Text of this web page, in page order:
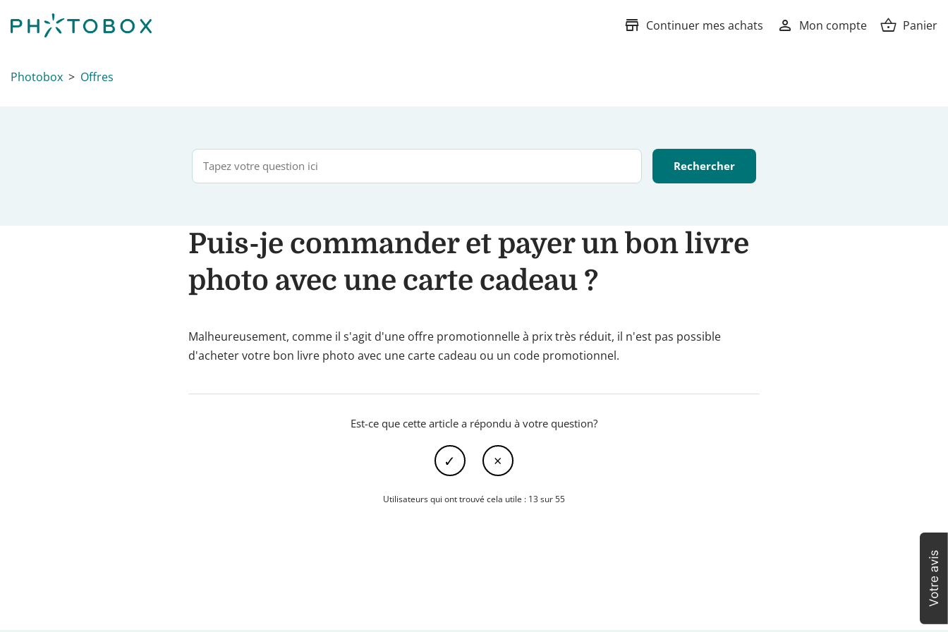
store Continuer mes achats person Mon compte shopping_basket Panier
Photobox Offres
Puis-je commander et payer un bon livre
photo avec une carte cadeau ?
Malheureusement, comme il s'agit d'une offre promotionnelle à prix très réduit, il n'est pas possible
d'acheter votre bon livre photo avec une carte cadeau ou un code promotionnel.
Est-ce que cette article a répondu à votre question?
Utilisateurs qui ont trouvé cela utile : 13 sur 55